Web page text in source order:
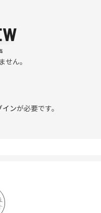
せん。
インが必要です。